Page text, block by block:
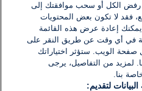
رفض الكل أو سحب موافقتك إلى
فقد لا تكون بعض المحتويات
يمكنك إعادة عرض هذه القائمة
في أي وقت عن طريق النقر على
صفحة الويب. ستؤثر اختياراتك
لمزيد من التفاصيل، يرجى
بنا.
لتقديم: